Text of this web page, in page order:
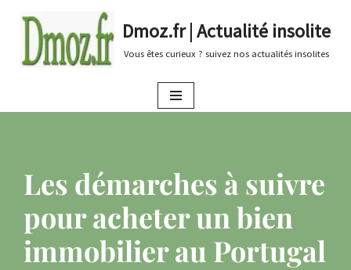
au
Dmoz.fr | Actualité insolite
Vous êtes curieux ? suivez nos actualités insolites
Les démarches à suivre
pour acheter un bien
immobilier au Portugal